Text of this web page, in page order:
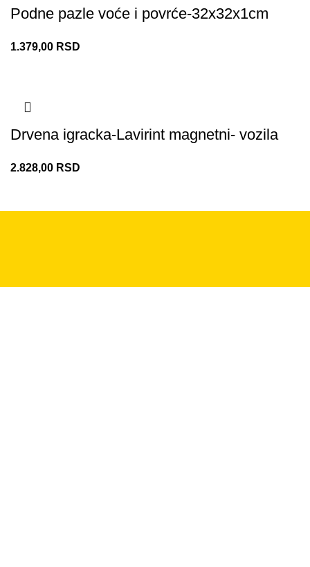
Podne pazle voće i povrće-32x32x1cm
1.379,00 RSD
Drvena igracka-Lavirint magnetni- vozila
2.828,00 RSD